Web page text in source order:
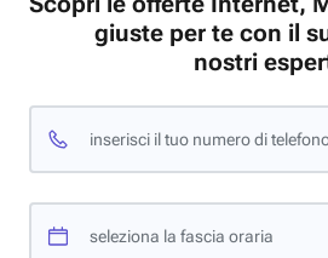
giuste per te con il
nostri
inserisci il tuo numero di
seleziona la fascia oraria